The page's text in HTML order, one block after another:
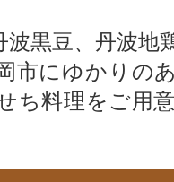
波黒豆、丹波地
市にゆかりの
ち料理をご用